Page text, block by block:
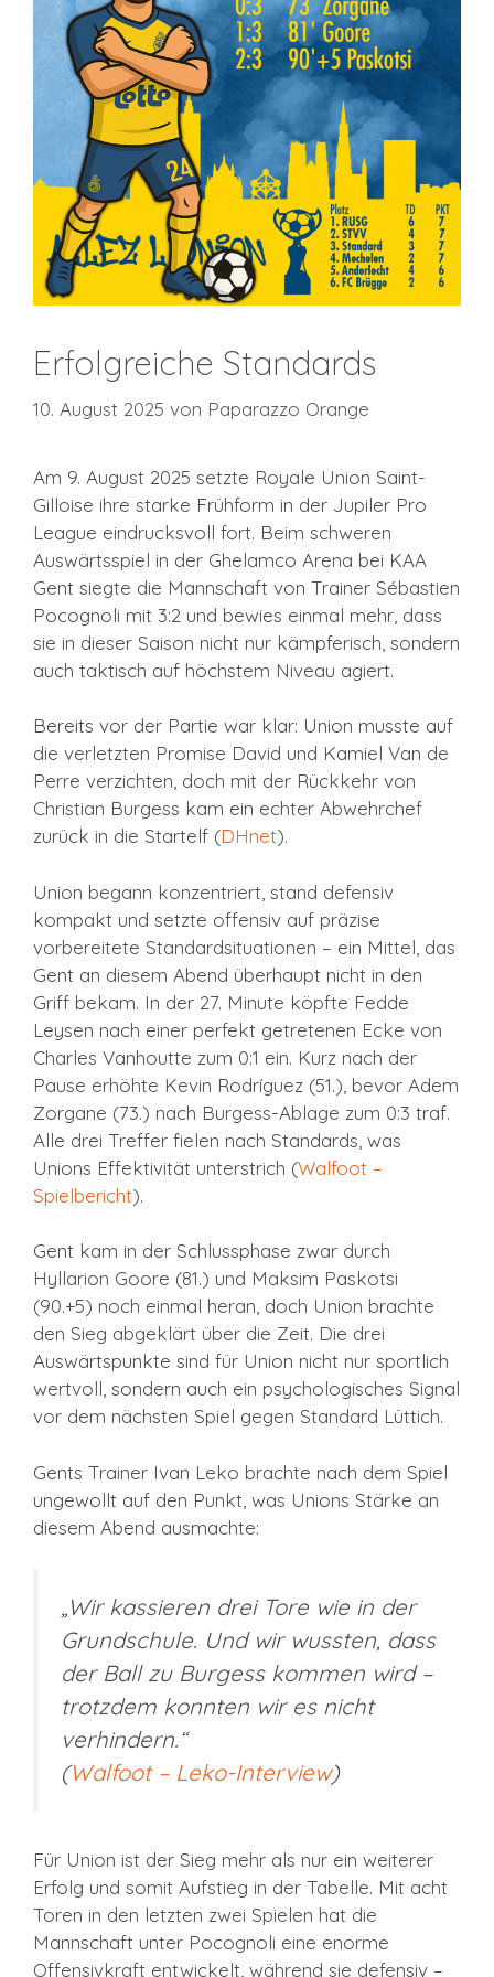
Erfolgreiche Standards
10. August 2025 von Paparazzo Orange
Am 9. August 2025 setzte Royale Union Saint-
Gilloise ihre starke Frühform in der Jupiler Pro
League eindrucksvoll fort. Beim schweren
Auswärtsspiel in der Ghelamco Arena bei KAA
Gent siegte die Mannschaft von Trainer Sébastien
Pocognoli mit 3:2 und bewies einmal mehr, dass
sie in dieser Saison nicht nur kämpferisch, sondern
auch taktisch auf höchstem Niveau agiert.
Bereits vor der Partie war klar: Union musste auf
die verletzten Promise David und Kamiel Van de
Perre verzichten, doch mit der Rückkehr von
Christian Burgess kam ein echter Abwehrchef
zurück in die Startelf (DHnet).
Union begann konzentriert, stand defensiv
kompakt und setzte offensiv auf präzise
vorbereitete Standardsituationen – ein Mittel, das
Gent an diesem Abend überhaupt nicht in den
Griff bekam. In der 27. Minute köpfte Fedde
Leysen nach einer perfekt getretenen Ecke von
Charles Vanhoutte zum 0:1 ein. Kurz nach der
Pause erhöhte Kevin Rodríguez (51.), bevor Adem
Zorgane (73.) nach Burgess-Ablage zum 0:3 traf.
Alle drei Treffer fielen nach Standards, was
Unions Effektivität unterstrich (Walfoot –
Spielbericht).
Gent kam in der Schlussphase zwar durch
Hyllarion Goore (81.) und Maksim Paskotsi
(90.+5) noch einmal heran, doch Union brachte
den Sieg abgeklärt über die Zeit. Die drei
Auswärtspunkte sind für Union nicht nur sportlich
wertvoll, sondern auch ein psychologisches Signal
vor dem nächsten Spiel gegen Standard Lüttich.
Gents Trainer Ivan Leko brachte nach dem Spiel
ungewollt auf den Punkt, was Unions Stärke an
diesem Abend ausmachte:
„Wir kassieren drei Tore wie in der
Grundschule. Und wir wussten, dass
der Ball zu Burgess kommen wird –
trotzdem konnten wir es nicht
verhindern.“
(Walfoot – Leko-Interview)
Für Union ist der Sieg mehr als nur ein weiterer
Erfolg und somit Aufstieg in der Tabelle. Mit acht
Toren in den letzten zwei Spielen hat die
Mannschaft unter Pocognoli eine enorme
Offensivkraft entwickelt, während sie defensiv –